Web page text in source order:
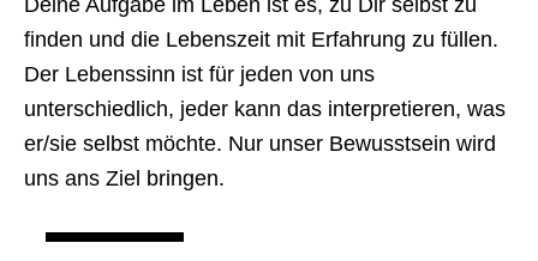
Deine Aufgabe im Leben ist es, zu Dir selbst zu
finden und die Lebenszeit mit Erfahrung zu füllen.
Der Lebenssinn ist für jeden von uns
unterschiedlich, jeder kann das interpretieren, was
er/sie selbst möchte. Nur unser Bewusstsein wird
uns ans Ziel bringen.